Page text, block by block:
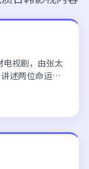
电视剧，由张太
述两位命运交
120分钟